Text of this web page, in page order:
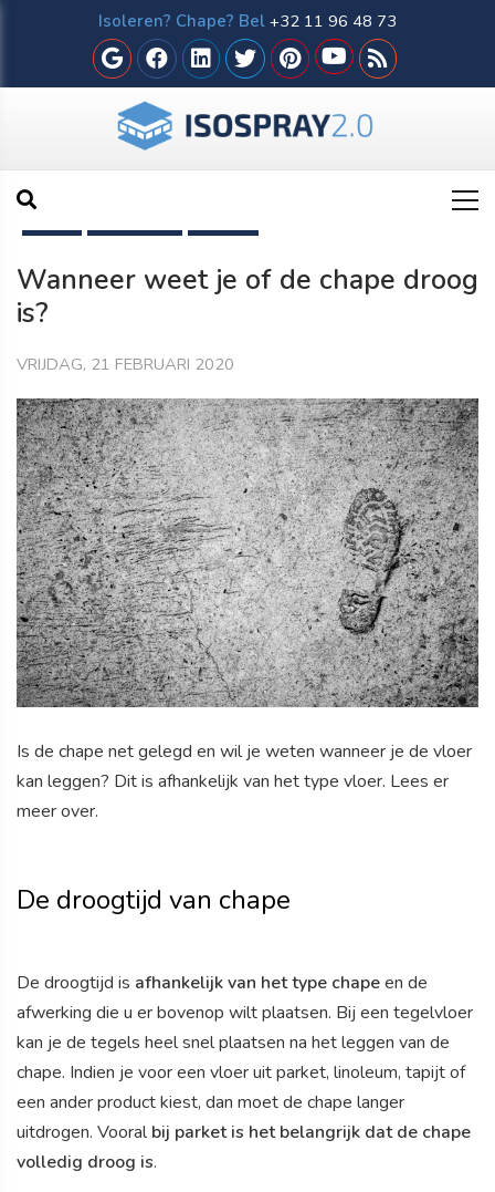
Isoleren? Chape? Bel +32 11 96 48 73
Wanneer weet je of de chape droog
is?
VRIJDAG, 21 FEBRUARI 2020
Is de chape net gelegd en wil je weten wanneer je de vloer
kan leggen? Dit is afhankelijk van het type vloer. Lees er
meer over.
De droogtijd van chape
De droogtijd is afhankelijk van het type chapeen de
afwerking die u er bovenop wilt plaatsen. Bij een tegelvloer
kan je de tegels heel snel plaatsen na het leggen van de
chape. Indien je voor een vloer uit parket, linoleum, tapijt of
een ander product kiest, dan moet de chape langer
uitdrogen. Vooralbij parket is het belangrijk dat de chape
volledig droog is.